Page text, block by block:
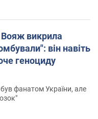
Вояж викрила
він навіть
геноциду
фанатом України, але